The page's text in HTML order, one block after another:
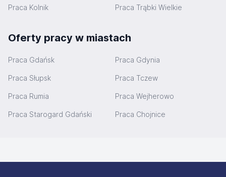
Praca Kolnik Praca Trąbki Wielkie
Oferty pracy w miastach
Praca Gdańsk Praca Gdynia
Praca Słupsk Praca Tczew
Praca Rumia Praca Wejherowo
Praca Starogard Gdański Praca Chojnice